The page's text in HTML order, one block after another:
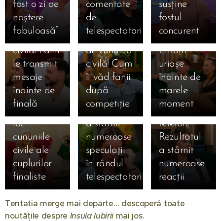
fost o zi de
naștere
fabuloasă”
comentate
de
telespectatori
susține
fostul
concurent
Sebastian,
la doar o zi
de cununia
civilă! Fanii
le transmit
mesaje
înainte de
finală
Giulia și
Alexandru,
la un pas
de cununia
civilă! Cum
îi văd fanii
după
competiție
zi de
cununia
civilă!
Emoții
uriașe
înainte de
marele
moment
15.07.2026
Simona
Gherghe
anunță
ediția
specială de
mâine! Au
loc
cununiile
civile ale
cuplurilor
finaliste
15.07.2026
Claudia a
izbucnit în
lacrimi la
Mireasa!
Momentul
a stârnit
numeroase
speculații
în rândul
telespectatorilor
15.07.2026
Claudia,
salvată
după ce a
ocupat
locul 3 în
topul
fetelor!
Rezultatul
a stârnit
numeroase
reacții
Tentatia merge mai departe… descoperă toate
noutățile despre Insula Iubirii mai jos. 🔥
01.08.2026
Insula
Iubirii
25.12.2025
24.11.2025
Ella de la
"Insula
Iubirii",
🔥 ȘOC în